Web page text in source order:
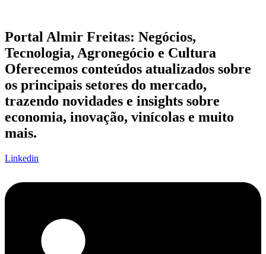
Portal Almir Freitas: Negócios,
Tecnologia, Agronegócio e Cultura
Oferecemos conteúdos atualizados sobre
os principais setores do mercado,
trazendo novidades e insights sobre
economia, inovação, vinícolas e muito
mais.
Linkedin